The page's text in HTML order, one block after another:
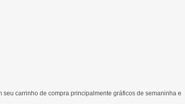
carrinho de compra principalmente gráficos de semaninha e